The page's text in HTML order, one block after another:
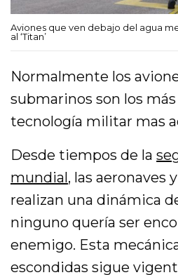
Aviones que ven debajo del agua
al ‘Titan’
Normalmente los
submarinos son los
tecnología militar mas
Desde tiempos de la
mundial, las aeronaves
realizan una dinámica
ninguno quería ser
enemigo. Esta
escondidas sigue